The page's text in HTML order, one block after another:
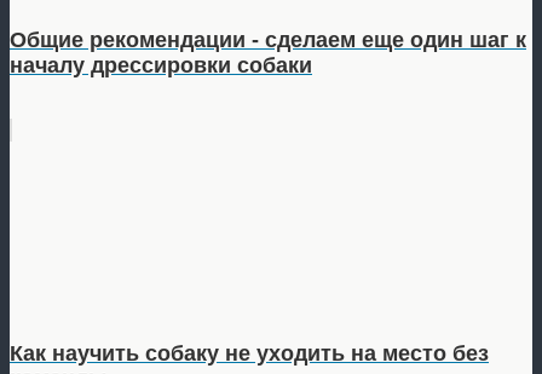
Общие рекомендации - сделаем еще один шаг к
началу дрессировки собаки
Как научить собаку не уходить на место без